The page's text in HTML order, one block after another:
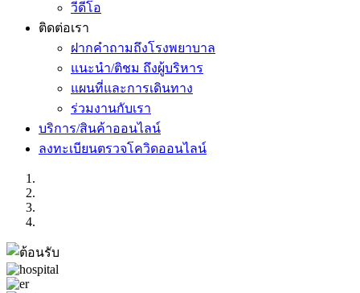
วีดีโอ
ติดต่อเรา
ฝากคำถามถึงโรงพยาบาล
แนะนำ/ติชม ถึงผู้บริหาร
แผนที่และการเดินทาง
ร่วมงานกับเรา
บริการ/สินค้าออนไลน์
ลงทะเบียนตรวจโควิดออนไลน์